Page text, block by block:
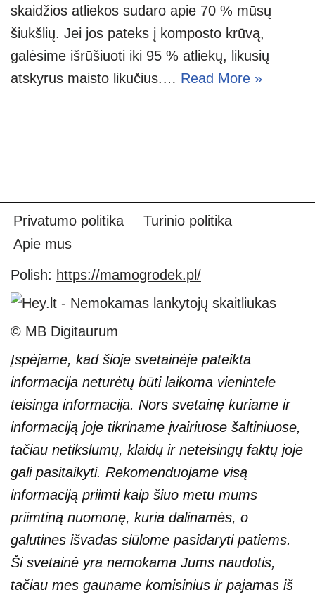
skaidžios atliekos sudaro apie 70 % mūsų
šiukšlių. Jei jos pateks į komposto krūvą,
galėsime išrūšiuoti iki 95 % atliekų, likusių
atskyrus maisto likučius.… Read More »
Privatumo politika
Turinio politika
Apie mus
Polish: https://mamogrodek.pl/
© MB Digitaurum
Įspėjame, kad šioje svetainėje pateikta
informacija neturėtų būti laikoma vienintele
teisinga informacija. Nors svetainę kuriame ir
informaciją joje tikriname įvairiuose šaltiniuose,
tačiau netikslumų, klaidų ir neteisingų faktų joje
gali pasitaikyti. Rekomenduojame visą
informaciją priimti kaip šiuo metu mums
priimtiną nuomonę, kuria dalinamės, o
galutines išvadas siūlome pasidaryti patiems.
Ši svetainė yra nemokama Jums naudotis,
tačiau mes gauname komisinius ir pajamas iš